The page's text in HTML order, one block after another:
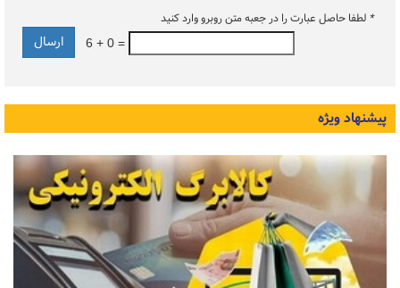
* لطفا حاصل عبارت را در جعبه متن روبرو وارد کنید
6 + 0 =
پیشنهاد ویژه